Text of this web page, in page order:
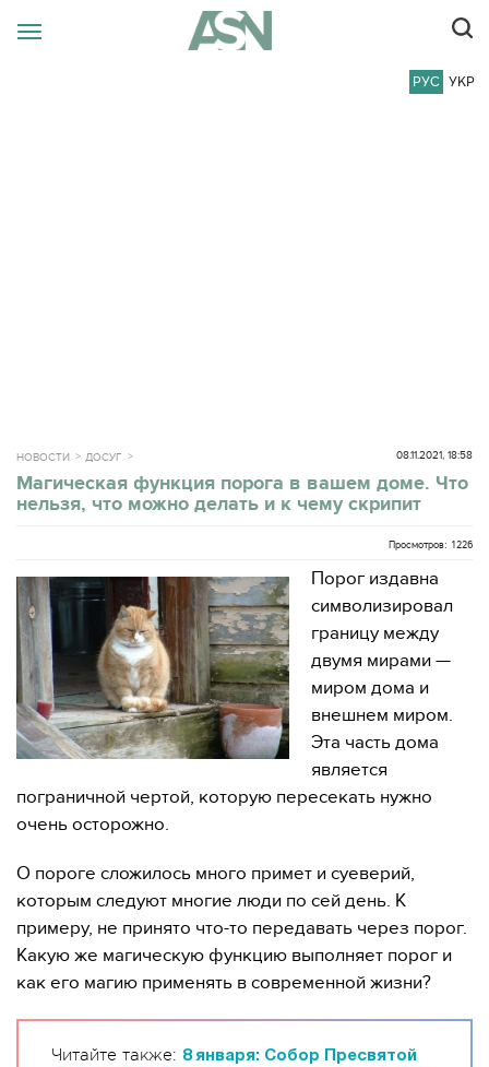
РУС УКР
НОВОСТИ ДОСУГ 08.11.2021, 18:58
Магическая функция порога в вашем доме. Что
нельзя, что можно делать и к чему скрипит
Просмотров: 1226
Порог издавна
символизировал
границу между
двумя мирами —
миром дома и
внешнем миром.
Эта часть дома
является
пограничной чертой, которую пересекать нужно
очень осторожно.
О пороге сложилось много примет и суеверий,
которым следуют многие люди по сей день. К
примеру, не принято что-то передавать через порог.
Какую же магическую функцию выполняет порог и
как его магию применять в современной жизни?
Читайте также: 8 января: Собор Пресвятой